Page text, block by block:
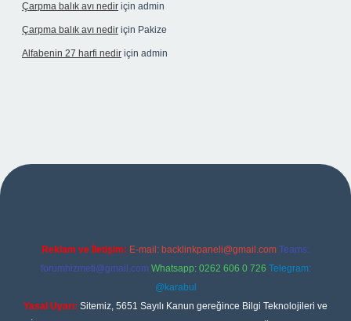
Çarpma balık avı nedir için admin
Çarpma balık avı nedir için Pakize
Alfabenin 27 harfi nedir için admin
Reklam ve İletişim: E-mail: backlinkpaneli@gmail.com Teams:
forumhizmeti@gmail.com Whatsapp: 0262 606 0 726 Telegram:
@karabul
Yasal Uyarı: Sitemiz, 5651 Sayılı Kanun gereğince Bilgi Teknolojileri ve